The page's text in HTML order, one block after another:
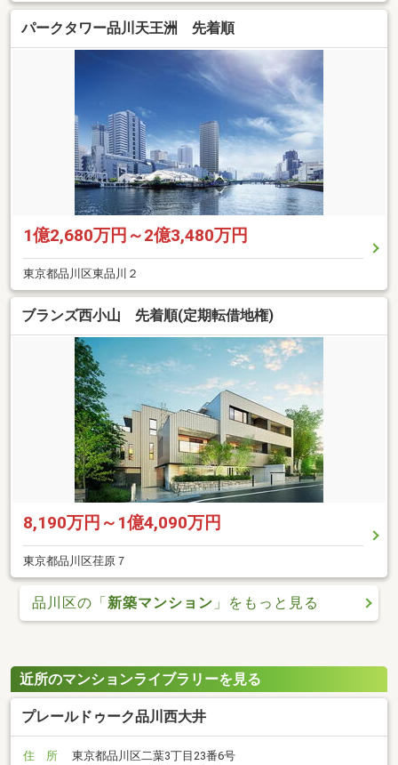
パークタワー品川天王洲 先着順
1億2,680万円～2億3,480万円
東京都品川区東品川２
ブランズ西小山 先着順(定期転借地権)
8,190万円～1億4,090万円
東京都品川区荏原７
品川区の「新築マンション 」をもっと見る
近所のマンションライブラリーを見る
プレールドゥーク品川西大井
住 所
東京都品川区二葉3丁目23番6号